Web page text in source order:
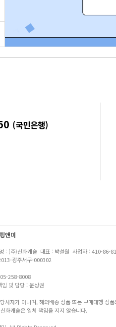
(국민은행)
앤미
: (주)신화캐슬 대표 : 박설원 사업자 : 410-86-
광주서구-000302
258-8008
임 및 담당 : 윤상권
사자가 아니며, 해외배송 상품 또는 구매대행 상품
화캐슬은 일체 책임을 지지 않습니다.